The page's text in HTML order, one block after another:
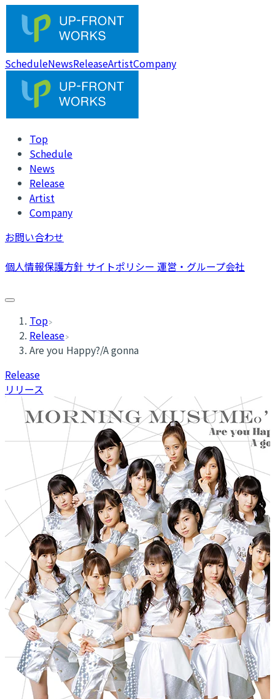
ScheduleNewsReleaseArtistCompany
Top
Schedule
News
Release
Artist
Company
お問い合わせ
個人情報保護方針 サイトポリシー 運営・グループ会社
Top
Release
Are you Happy?/A gonna
Release
リリース